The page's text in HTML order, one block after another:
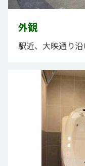
外観
駅近、大映通り沿